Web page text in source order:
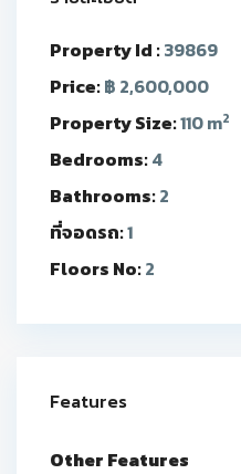
Property Id :39869
Price:฿ 2,600,000
Property Size:110 m2
Bedrooms:4
Bathrooms:2
ที่จอดรถ:1
Floors No:2
Features
Other Features